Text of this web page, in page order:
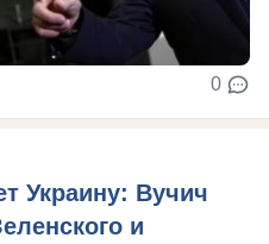
0
Украину: Вучич
и